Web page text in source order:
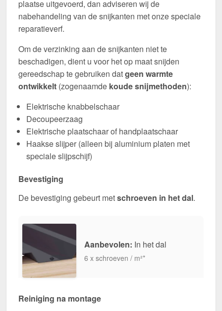
plaatse uitgevoerd, dan adviseren wij de
nabehandeling van de snijkanten met onze speciale
reparatieverf.
Om de verzinking aan de snijkanten niet te
beschadigen, dient u voor het op maat snijden
gereedschap te gebruiken datgeen warmte
ontwikkelt (zogenaamde koude snijmethoden):
Elektrische knabbelschaar
Decoupeerzaag
Elektrische plaatschaar of handplaatschaar
Haakse slijper (alleen bij aluminium platen met
speciale slijpschijf)
Bevestiging
De bevestiging gebeurt metschroeven in het dal.
Aanbevolen: In het dal
6 x schroeven / m²*
Reiniging na montage